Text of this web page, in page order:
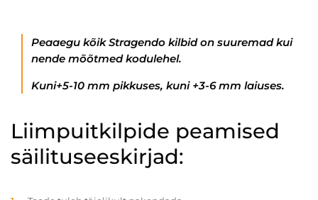
Peaaegu kõik Stragendo kilbid on suuremad kui
nende mõõtmed kodulehel.
Kuni+5-10 mm pikkuses, kuni +3-6 mm laiuses.
Liimpuitkilpide peamised
säilituseeskirjad: